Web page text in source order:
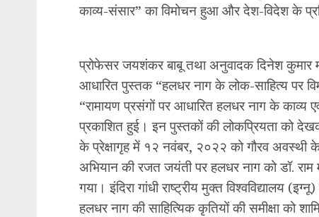
काव्य-संसार” का विमोचन हुआ और देश-विदेश के
प्रोफेसर जयशंकर बाबू तथा अनुवादक दिनेश कुमार
आधारित पुस्तक “हलधर नाग के लोक-साहित्य पर
“रामायण प्रसंगों पर आधारित हलधर नाग के काव्य
प्रकाशित हुई। इन पुस्तकों की लोकप्रियता को
के प्रेक्षागृह में १२ नवंबर, २०२२ को गौरव अवस्थी के
अभियान की रजत जयंती पर हलधर नाग को डॉ. राम
गया। इंदिरा गांधी राष्ट्रीय मुक्त विश्वविद्यालय
हलधर नाग की साहित्यिक कृतियों की समीक्षा को